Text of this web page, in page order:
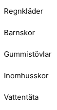
Regnkläder
Barnskor
Gummistövlar
Inomhusskor
Vattentäta